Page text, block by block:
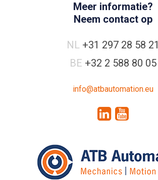
Meer informatie?
Neem contact op
NL +31 297 28 58 21
BE +32 2 588 80 05
info@atbautomation.eu